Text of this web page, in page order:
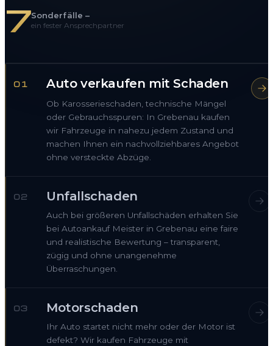
7Sonderfälle –
ein fester Ansprechpartner
01 Auto verkaufen mit Schaden
Ob Karosserieschaden, technische Mängel
oder Gebrauchsspuren: In Grebenau kaufen
wir Fahrzeuge in nahezu jedem Zustand und
machen Ihnen ein nachvollziehbares Angebot
ohne versteckte Abzüge.
02 Unfallschaden
Auch bei größeren Unfallschäden erhalten Sie
bei Autoankauf Meister in Grebenau eine faire
und realistische Bewertung – transparent,
zügig und ohne unangenehme
Überraschungen.
03 Motorschaden
Ihr Auto startet nicht mehr oder der Motor ist
defekt? Wir kaufen Fahrzeuge mit